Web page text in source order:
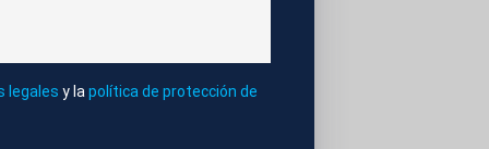
legales y la política de protección de